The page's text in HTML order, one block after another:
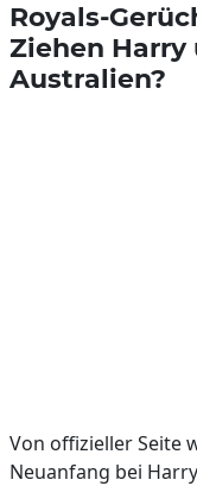
Royals-
Ziehen Harry
Australien?
Von offizieller Seite
Neuanfang bei